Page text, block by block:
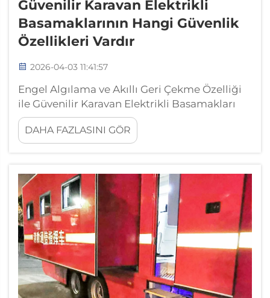
Güvenilir Karavan Elektrikli
Basamaklarının Hangi Güvenlik
Özellikleri Vardır
2026-04-03 11:41:57
Engel Algılama ve Akıllı Geri Çekme Özelliği
ile Güvenilir Karavan Elektrikli Basamakları
Nasıl Çalışır? Kısmi Dokunmatik ve Infraruj
Sensörleriyle Sıkışma Yaralanmalarının
Önlenmesi Günümüzün karavanlar için
yaralanmalarını önlemek amacıyla hem
infraruj hem de basınca duyarlı sensörlere
sahiptir ve bu sensörler birlikte çalışarak...
DAHA FAZLASINI GÖR